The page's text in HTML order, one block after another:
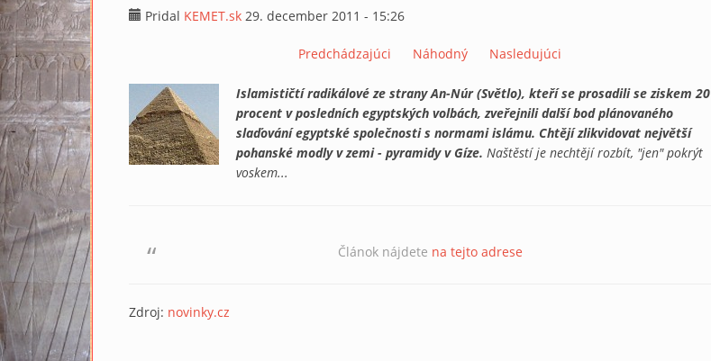
Pridal KEMET.sk 29. december 2011 - 15:26
Predchádzajúci Náhodný Nasledujúci
Islamističtí radikálové ze strany An-Núr (Světlo), kteří se prosadili se ziskem 20
procent v posledních egyptských volbách, zveřejnili další bod plánovaného
slaďování egyptské společnosti s normami islámu. Chtějí zlikvidovat největší
pohanské modly v zemi - pyramidy v Gíze. Naštěstí je nechtějí rozbít, "jen" pokrýt
voskem...
Článok nájdete na tejto adrese
Zdroj: novinky.cz